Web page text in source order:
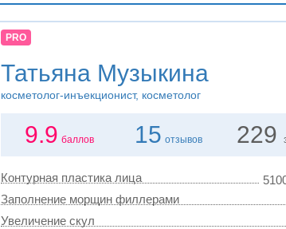
PRO
Татьяна Музыкина
косметолог-инъекционист, косметолог
9.9 баллов 15 отзывов 229
Контурная пластика лица
Заполнение морщин филлерами
Увеличение скул